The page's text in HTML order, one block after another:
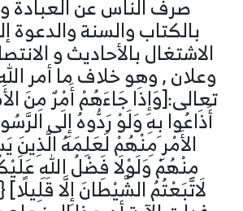
صرف الناس عن العبادة
بالكتاب والسنة والدعوة
الاشتغال بالأحاديث و
وعلان , وهو خلاف ما أمر
تعالى:[وَإِذَا جَاءَهُمْ أَمْرٌ مِنَ
أَذَاعُوا بِهِ وَلَوْ رَدُّوهُ إِلَى
الأَمْرِ مِنْهُمْ لَعَلِمَهُ الَّذِينَ
مِنْهُمْ وَلَوْلَا فَضْلُ اللهِ